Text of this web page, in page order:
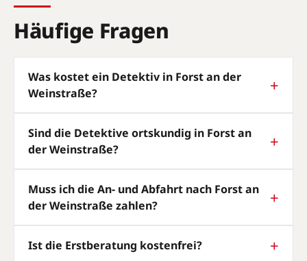
Häufige Fragen
Was kostet ein Detektiv in Forst an der
Weinstraße?
Sind die Detektive ortskundig in Forst an
der Weinstraße?
Muss ich die An- und Abfahrt nach Forst an
der Weinstraße zahlen?
Ist die Erstberatung kostenfrei?